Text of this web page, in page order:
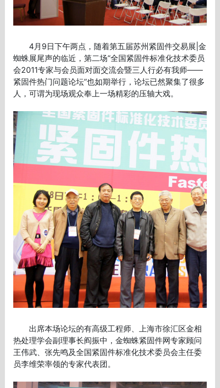
4月9日下午两点，随着第五届苏州紧固件交易展|金
蜘蛛展尾声的临近，第二场“全国紧固件标准化技术委员
会2011专家与会员面对面交流会暨三人行必有我师——
紧固件热门问题论坛”也如期举行，论坛已然聚集了很多
人，可谓为现场观众奉上一场精彩的压轴大戏。
出席本场论坛的有高级工程师、上海市徐汇区金相
热处理学会副理事长阎振中，金蜘蛛紧固件网专家顾问
王伟武、张先鸣及全国紧固件标准化技术委员会主任委
员李维荣率领的专家代表团。